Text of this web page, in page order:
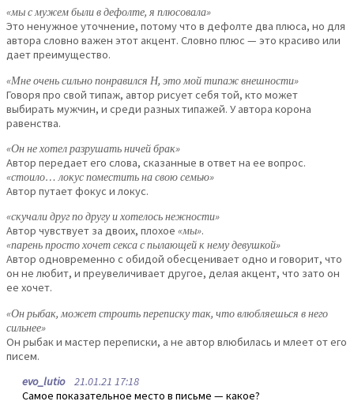
«мы с мужем были в дефолте, я плюсовала»
Это ненужное уточнение, потому что в дефолте два плюса, но для
автора словно важен этот акцент. Словно плюс — это красиво или
дает преимущество.
«Мне очень сильно понравился Н, это мой типаж внешности»
Говоря про свой типаж, автор рисует себя той, кто может
выбирать мужчин, и среди разных типажей. У автора корона
равенства.
«Он не хотел разрушать ничей брак»
Автор передает его слова, сказанные в ответ на ее вопрос.
«стоило… локус поместить на свою семью»
Автор путает фокус и локус.
«скучали друг по другу и хотелось нежности»
Автор чувствует за двоих, плохое «мы».
«парень просто хочет секса с пылающей к нему девушкой»
Автор одновременно с обидой обесценивает одно и говорит, что
он не любит, и преувеличивает другое, делая акцент, что зато он
ее хочет.
«Он рыбак, может строить переписку так, что влюбляешься в него
сильнее»
Он рыбак и мастер переписки, а не автор влюбилась и млеет от его
писем.
evo_lutio21.01.21 17:18
Самое показательное место в письме — какое?